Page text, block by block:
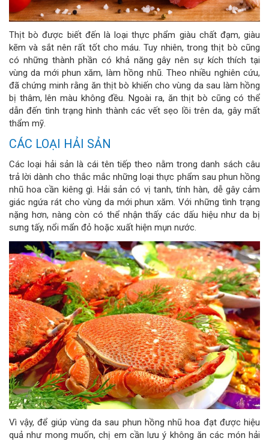
Thịt bò được biết đến là loại thực phẩm giàu chất đạm, giàu
kẽm và sắt nên rất tốt cho máu. Tuy nhiên, trong thịt bò cũng
có những thành phần có khả năng gây nên sự kích thích tại
vùng da mới phun xăm, làm hồng nhũ. Theo nhiều nghiên cứu,
đã chứng minh rằng ăn thịt bò khiến cho vùng da sau làm hồng
bị thâm, lên màu không đều. Ngoài ra, ăn thịt bò cũng có thể
dẫn đến tình trạng hình thành các vết sẹo lồi trên da, gây mất
thẩm mỹ.
CÁC LOẠI HẢI SẢN
Các loại hải sản là cái tên tiếp theo nằm trong danh sách câu
trả lời dành cho thắc mắc những loại thực phẩm sau phun hồng
nhũ hoa cần kiêng gì. Hải sản có vị tanh, tính hàn, dễ gây cảm
giác ngứa rát cho vùng da mới phun xăm. Với những tình trạng
nặng hơn, nàng còn có thể nhận thấy các dấu hiệu như da bị
sưng tấy, nổi mẩn đỏ hoặc xuất hiện mụn nước.
Vì vậy, để giúp vùng da sau phun hồng nhũ hoa đạt được hiệu
quả như mong muốn, chị em cần lưu ý không ăn các món hải